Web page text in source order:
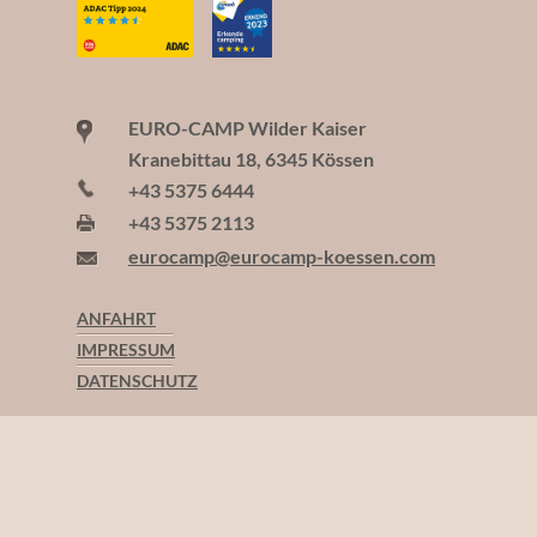
EURO-CAMP Wilder Kaiser
Kranebittau 18, 6345 Kössen
+43 5375 6444
+43 5375 2113
eurocamp@eurocamp-koessen.com
ANFAHRT
IMPRESSUM
DATENSCHUTZ